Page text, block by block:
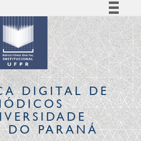
Simplifique!
Comunica BR
Participe
Acesso à informação
Legislação
Canais
DIGITALDE
DO PARANÁ